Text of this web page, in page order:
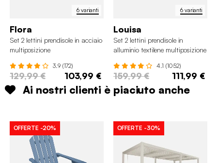
6 varianti
Flora
Set 2 lettini prendisole in acciaio
multiposizione
3.9 (172)
129,99 € 103,99 €
6 varianti
Louisa
Set 2 lettini prendisole in
alluminio textilene multiposizione
4.1 (1052)
159,99 € 111,99 €
Ai nostri clienti è piaciuto anche
OFFERTE -20% OFFERTE -30%